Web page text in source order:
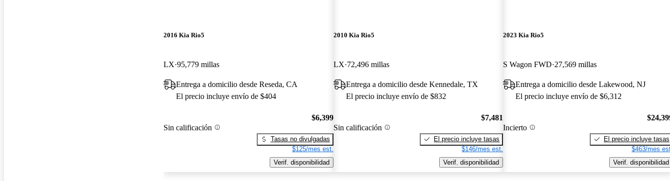
2016 Kia Rio5
LX 95,779 millas
Entrega a domicilio desde Reseda, CA
El precio incluye envío de $404
Sin calificación
$6,399
Tasas no divulgadas
$125/mes est.
Verif. disponibilidad
2010 Kia Rio5
LX 72,496 millas
Entrega a domicilio desde Kennedale, TX
El precio incluye envío de $832
Sin calificación
$7,481
El precio incluye tasas
$146/mes est.
Verif. disponibilidad
2023 Kia Rio5
S Wagon FWD 27,569 millas
Entrega a domicilio desde Lakewood, NJ
El precio incluye envío de $6,312
Incierto
El precio incluye tasas
$463/mes
Verif. disponibilidad